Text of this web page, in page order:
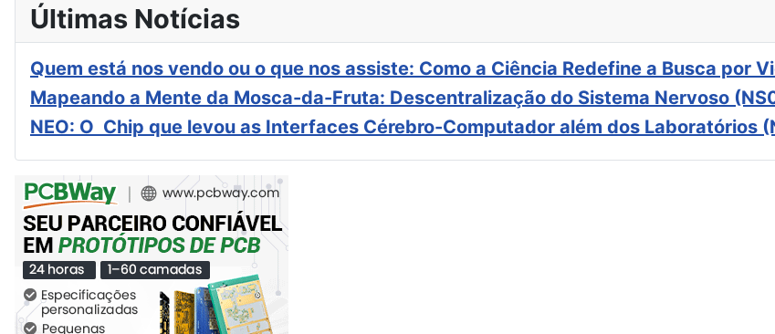
Últimas Notícias
Quem está nos vendo ou o que nos assiste: Como a Ciência Redefine a Busca por
Mapeando a Mente da Mosca-da-Fruta: Descentralização do Sistema Nervoso
NEO: O Chip que levou as Interfaces Cérebro-Computador além dos Laboratórios